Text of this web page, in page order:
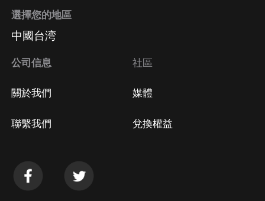
選擇您的地區
中國台湾
公司信息
關於我們
聯繫我們
社區
媒體
兌換權益